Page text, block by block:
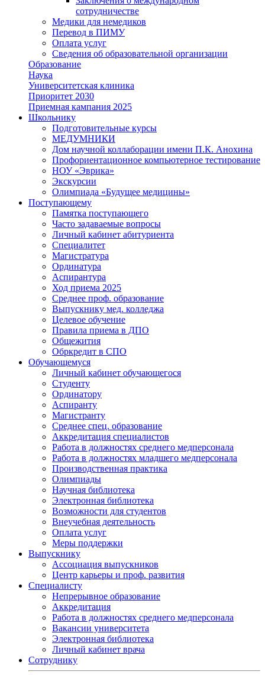
сотрудничестве
Медики для немедиков
Перевод в ПИМУ
Оплата услуг
Сведения об образовательной организации
Образование
Наука
Университетская клиника
Приоритет 2030
Приемная кампания 2025
Школьнику
Подготовительные курсы
МЕДУМНИКИ
Дом научной коллаборации имени П.К. Анохина
Профориентационное компьютерное тестирование
НОУ «Эврика»
Экскурсии
Олимпиада «Будущее медицины»
Поступающему
Памятка поступающего
Часто задаваемые вопросы
Личный кабинет абитуриента
Специалитет
Магистратура
Ординатура
Аспирантура
Ход приема 2025
Среднее проф. образование
Выпускнику мед. колледжа
Целевое обучение
Правила приема в ДПО
Общежития
Обркредит в СПО
Обучающемуся
Личный кабинет обучающегося
Студенту
Ординатору
Аспиранту
Магистранту
Среднее спец. образование
Аккредитация специалистов
Работа в должностях среднего медперсонала
Работа в должностях младшего медперсонала
Производственная практика
Олимпиады
Научная библиотека
Электронная библиотека
Возможности для студентов
Внеучебная деятельность
Оплата услуг
Меры поддержки
Выпускнику
Ассоциация выпускников
Центр карьеры и проф. развития
Специалисту
Непрерывное образование
Аккредитация
Работа в должностях среднего медперсонала
Вакансии университета
Электронная библиотека
Личный кабинет врача
Сотруднику